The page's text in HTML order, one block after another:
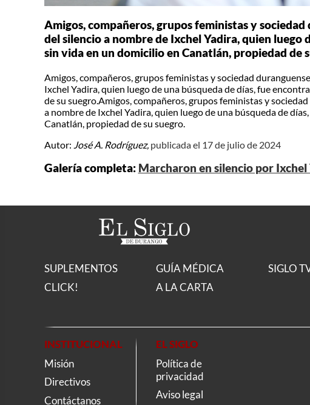
Amigos, compañeros, grupos feministas y
del silencio a nombre de Ixchel Yadira, quien luego
sin vida en un domicilio en Canatlán, propiedad de
Amigos, compañeros, grupos feministas y sociedad
Ixchel Yadira, quien luego de una búsqueda de días, fue
de su suegro.Amigos, compañeros, grupos feministas y
a nombre de Ixchel Yadira, quien luego de una búsqueda de
Canatlán, propiedad de su suegro.
Autor: José A. Rodríguez, publicada el 17 de julio de 2024
Galería completa: Marcharon en silencio por Ixchel
SUPLEMENTOS
CLICK!
GUÍA MÉDICA
A LA CARTA
SIGLO
INSTITUCIONAL
Misión
Directivos
Contáctanos
EL SIGLO
Política de
privacidad
Aviso legal